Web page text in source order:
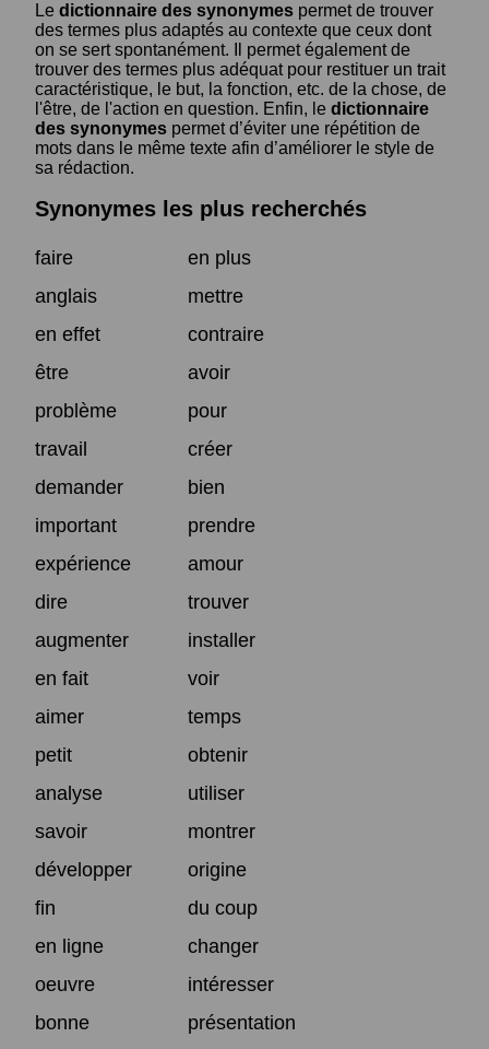
Le dictionnaire des synonymes permet de trouver
des termes plus adaptés au contexte que ceux dont
on se sert spontanément. Il permet également de
trouver des termes plus adéquat pour restituer un trait
caractéristique, le but, la fonction, etc. de la chose, de
l'être, de l'action en question. Enfin, le dictionnaire
des synonymes permet d’éviter une répétition de
mots dans le même texte afin d’améliorer le style de
sa rédaction.
Synonymes les plus recherchés
faire
en plus
anglais
mettre
en effet
contraire
être
avoir
problème
pour
travail
créer
demander
bien
important
prendre
expérience
amour
dire
trouver
augmenter
installer
en fait
voir
aimer
temps
petit
obtenir
analyse
utiliser
savoir
montrer
développer
origine
fin
du coup
en ligne
changer
oeuvre
intéresser
bonne
présentation